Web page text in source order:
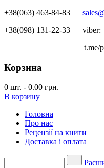
+38(063) 463-84-83
+38(098) 131-22-33 viber:
t.me/
Корзина
0 шт. - 0.00 грн.
В корзину
Головна
Про нас
Рецензії на книги
Доставка і оплата